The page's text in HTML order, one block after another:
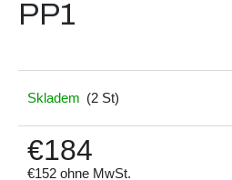
PP1
Skladem (2 St)
€184
€152 ohne MwSt.
Suchen
W